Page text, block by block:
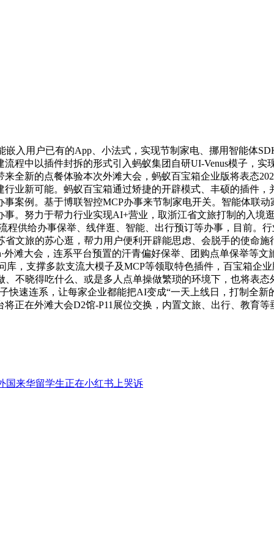
用户已有的App、小法式，实现节制家电、挪用智能体
程中以插件封拆的形式引入蚂蚁集团自研UI-Venus模子，
全新的点餐体验本次外滩大会，蚂蚁百宝箱企业版将表态
业新可能。蚂蚁百宝箱通过矫捷的开辟模式、丰硕的插件
案例。基于博联智控MCP办事来节制家电开关。智能体联
。努力于帮力行业实现AI+营业，取浙江省文旅打制的入境
程供给办事保举、线伴逛、智能、出行预订等办事，目前。
文旅的苏心逛，帮力用户便利开辟能思虑、会脱手的使命
外滩大会，连系平台预置的汗青偏好保举、团购点单保举等
，支撑多款支流大模子及MCP等领取特色插件，百宝箱企
不晓得吃什么、或是多人点单操做繁琐的环境下，也将表
快速连系，让每家企业都能把AI变成“一天上线日，打制全
正在外滩大会D2馆-P11展位交换，内置文旅、出行、教育
国来华留学生正在小红书上哭诉